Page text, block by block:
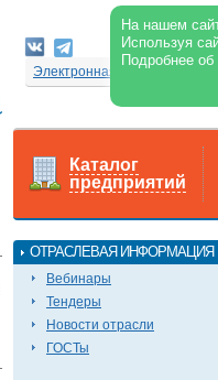
На нашем
Используя
Подробнее
Электронная версия
Каталог
предприятий
ОТРАСЛЕВАЯ ИНФОРМАЦИЯ
Вебинары
Тендеры
Новости отрасли
ГОСТы